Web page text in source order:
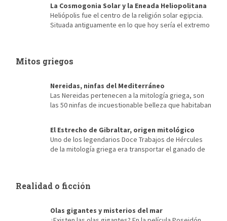
alguien que ama los libros, para quien sus momentos más
recordados se encuentran entre las estanterías de una vieja
biblioteca […]
La Cosmogonia Solar y la Eneada Heliopolitana
Heliópolis fue el centro de la religión solar egipcia.
Situada antiguamente en lo que hoy sería el extremo
Reino Antiguo, la que posibilitó […]
Mitos griegos
Nereidas, ninfas del Mediterráneo
Las Nereidas pertenecen a la mitología griega, son
las 50 ninfas de incuestionable belleza que habitaban
formas en que era visto el mar Mediterráneo, Talía era una
nereida color verde esmeralda y Galatea blanca como la leche,
El Estrecho de Gibraltar, origen mitológico
Uno de los legendarios Doce Trabajos de Hércules
de la mitología griega era transportar el ganado de
Gibraltar Hércules, en lugar de escalar las montañas, […]
Realidad o ficción
Olas gigantes y misterios del mar